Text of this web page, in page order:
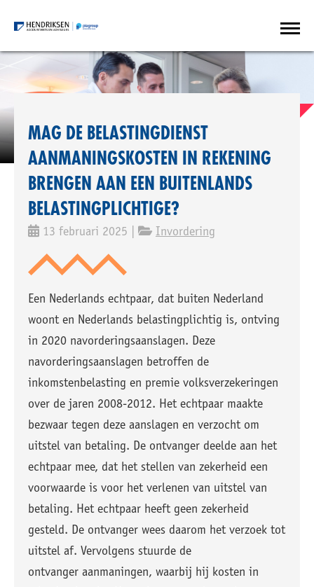
MAG DE BELASTINGDIENST
AANMANINGSKOSTEN IN REKENING
BRENGEN AAN EEN BUITENLANDS
BELASTINGPLICHTIGE?
13 februari 2025 | Invordering
Een Nederlands echtpaar, dat buiten Nederland
woont en Nederlands belastingplichtig is, ontving
in 2020 navorderingsaanslagen. Deze
navorderingsaanslagen betroffen de
inkomstenbelasting en premie volksverzekeringen
over de jaren 2008-2012. Het echtpaar maakte
bezwaar tegen deze aanslagen en verzocht om
uitstel van betaling. De ontvanger deelde aan het
echtpaar mee, dat het stellen van zekerheid een
voorwaarde is voor het verlenen van uitstel van
betaling. Het echtpaar heeft geen zekerheid
gesteld. De ontvanger wees daarom het verzoek tot
uitstel af. Vervolgens stuurde de
ontvanger aanmaningen, waarbij hij kosten in